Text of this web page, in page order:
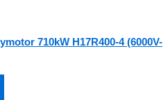
710kW H17R400-4 (6000V-